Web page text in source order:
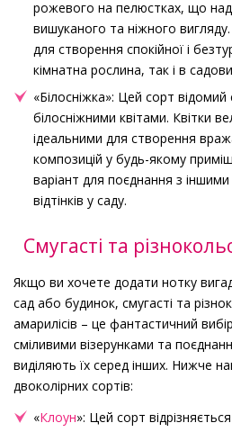
рожевого на пелюстках, що
вишуканого та ніжного вигляду.
для створення спокійної і
кімнатна рослина, так і в
«Білосніжка»: Цей сорт
білосніжними квітами. Квітки
ідеальними для створення
композицій у будь-якому
варіант для поєднання з
відтінків у саду.
Смугасті та
Якщо ви хочете додати нотку
сад або будинок, смугасті та
амарилісів – це фантастичний
сміливими візерунками та
виділяють їх серед інших. Нижче
двоколірних сортів:
«Клоун»: Цей сорт